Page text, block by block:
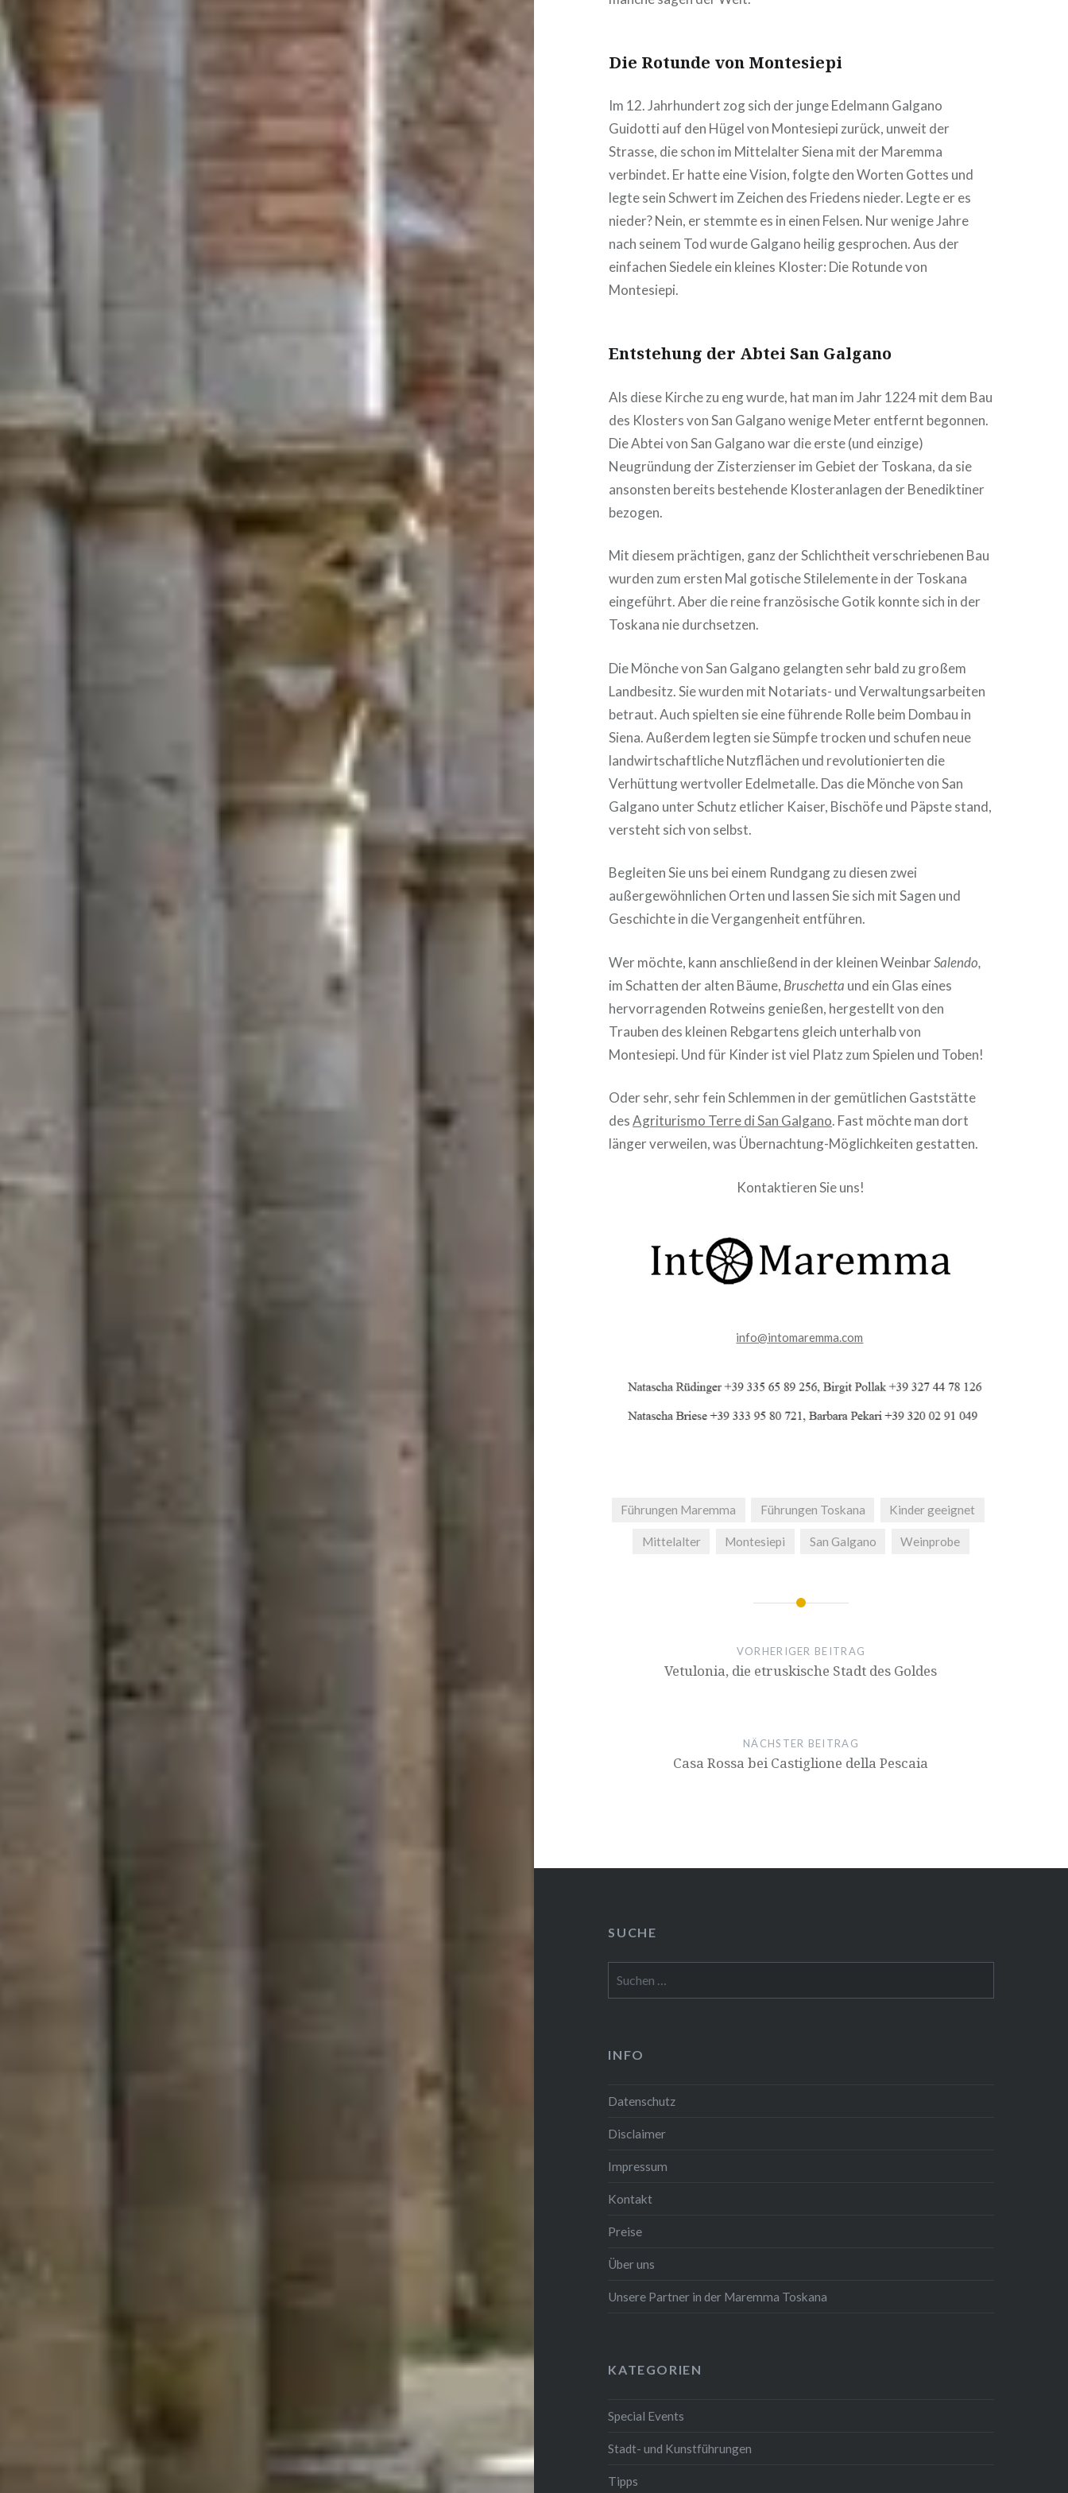
Die Rotunde von Montesiepi
Im 12. Jahrhundert zog sich der junge Edelmann Galgano
Guidotti auf den Hügel von Montesiepi zurück, unweit der
Strasse, die schon im Mittelalter Siena mit der Maremma
verbindet. Er hatte eine Vision, folgte den Worten Gottes und
legte sein Schwert im Zeichen des Friedens nieder. Legte er es
nieder? Nein, er stemmte es in einen Felsen. Nur wenige Jahre
nach seinem Tod wurde Galgano heilig gesprochen. Aus der
einfachen Siedele ein kleines Kloster: Die Rotunde von
Montesiepi.
Entstehung der Abtei San Galgano
Als diese Kirche zu eng wurde, hat man im Jahr 1224 mit dem Bau
des Klosters von San Galgano wenige Meter entfernt begonnen.
Die Abtei von San Galgano war die erste (und einzige)
Neugründung der Zisterzienser im Gebiet der Toskana, da sie
ansonsten bereits bestehende Klosteranlagen der Benediktiner
bezogen.
Mit diesem prächtigen, ganz der Schlichtheit verschriebenen Bau
wurden zum ersten Mal gotische Stilelemente in der Toskana
eingeführt. Aber die reine französische Gotik konnte sich in der
Toskana nie durchsetzen.
Die Mönche von San Galgano gelangten sehr bald zu großem
Landbesitz. Sie wurden mit Notariats- und Verwaltungsarbeiten
betraut. Auch spielten sie eine führende Rolle beim Dombau in
Siena. Außerdem legten sie Sümpfe trocken und schufen neue
landwirtschaftliche Nutzflächen und revolutionierten die
Verhüttung wertvoller Edelmetalle. Das die Mönche von San
Galgano unter Schutz etlicher Kaiser, Bischöfe und Päpste stand,
versteht sich von selbst.
Begleiten Sie uns bei einem Rundgang zu diesen zwei
außergewöhnlichen Orten und lassen Sie sich mit Sagen und
Geschichte in die Vergangenheit entführen.
Wer möchte, kann anschließend in der kleinen WeinbarSalendo,
im Schatten der alten Bäume, Bruschetta und ein Glas eines
hervorragenden Rotweins genießen, hergestellt von den
Trauben des kleinen Rebgartens gleich unterhalb von
Montesiepi. Und für Kinder ist viel Platz zum Spielen und Toben!
Oder sehr, sehr fein Schlemmen in der gemütlichen Gaststätte
desAgriturismo Terre di San Galgano. Fast möchte man dort
länger verweilen, was Übernachtung-Möglichkeiten gestatten.
Kontaktieren Sie uns!
info@intomaremma.com
Führungen Maremma Führungen Toskana Kinder geeignet
Mittelalter Montesiepi San Galgano Weinprobe
VORHERIGER BEITRAG
Vetulonia, die etruskische Stadt des Goldes
NÄCHSTER BEITRAG
Casa Rossa bei Castiglione della Pescaia
SUCHE
nach:
INFO
Datenschutz
Disclaimer
Impressum
Kontakt
Preise
Über uns
Unsere Partner in der Maremma Toskana
KATEGORIEN
Special Events
Stadt- und Kunstführungen
Tipps